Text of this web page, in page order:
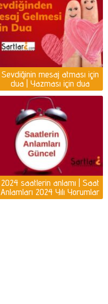
Sevdiğinin mesaj atması için
dua | Yazması için dua
2024 saatlerin anlamı | Saat
Anlamları 2024 Yılı Yorumlar